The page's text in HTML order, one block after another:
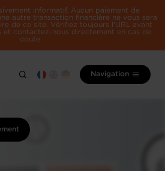
informatif. Aucun paiement de
autre transaction financière ne vous sera
de ce site. Vérifiez toujours l'URL avant
et contactez-nous directement en cas de
doute.
Navigation